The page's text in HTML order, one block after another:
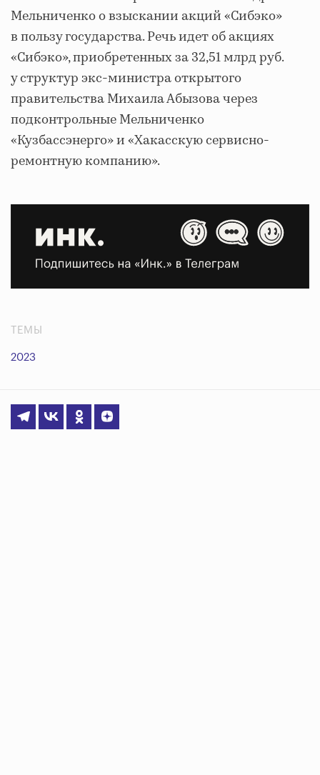
Мельниченко о взыскании акций «Сибэко»
в пользу государства. Речь идет об акциях
«Сибэко», приобретенных за 32,51 млрд руб.
у структур экс-министра открытого
правительства Михаила Абызова через
подконтрольные Мельниченко
«Кузбассэнерго» и «Хакасскую сервисно-
ремонтную компанию».
ТЕМЫ
2023